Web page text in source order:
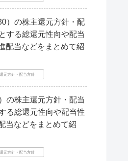
）の株主還元方針・配
する総還元性向や配当
配当などをまとめて紹
元方針・配当方針
の株主還元方針・配当
る総還元性向や配当性
当などをまとめて紹
元方針・配当方針